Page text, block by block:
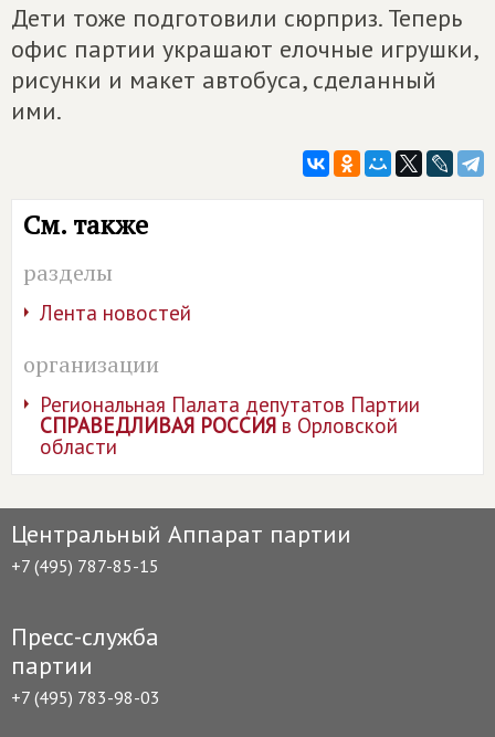
Дети тоже подготовили сюрприз. Теперь
офис партии украшают елочные игрушки,
рисунки и макет автобуса, сделанный
ими.
См. также
разделы
Лента новостей
организации
Региональная Палата депутатов Партии
СПРАВЕДЛИВАЯ РОССИЯв Орловской
области
Центральный Аппарат партии
+7 (495) 787-85-15
Пресс-служба
партии
+7 (495) 783-98-03